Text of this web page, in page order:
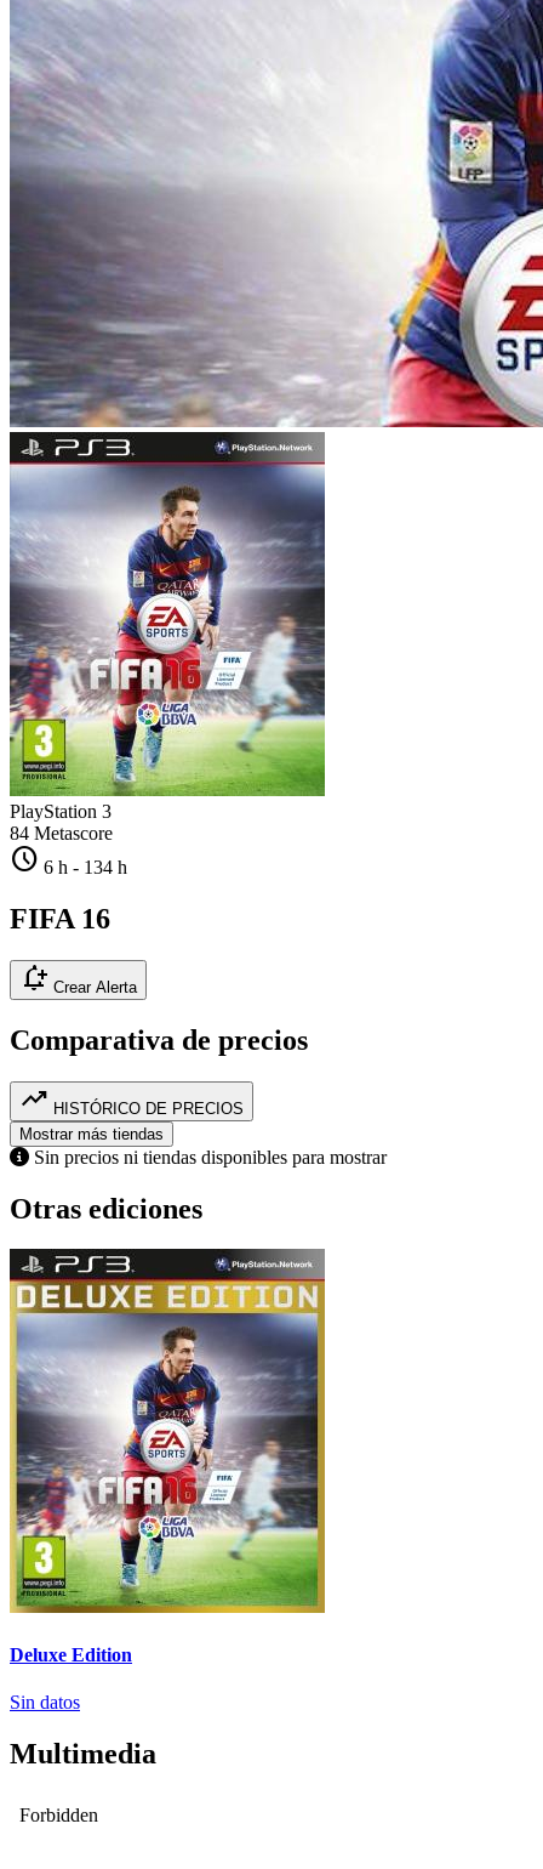
PlayStation 3
84 Metascore
schedule 6 h - 134 h
FIFA 16
notification_add Crear Alerta
Comparativa de precios
trending_up HISTÓRICO DE PRECIOS
Mostrar más tiendas
Sin precios ni tiendas disponibles para mostrar
Otras ediciones
Deluxe Edition
Sin datos
Multimedia